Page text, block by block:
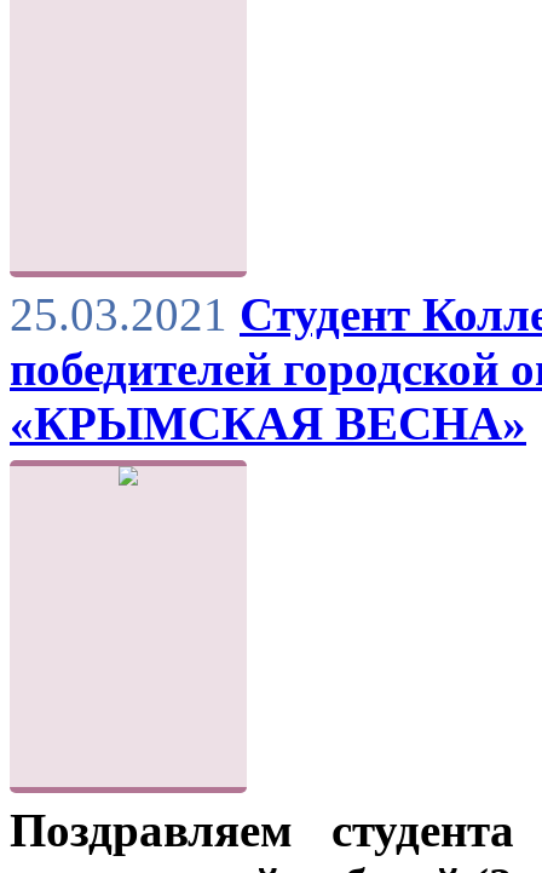
25.03.2021 Студент
победителей городской
«КРЫМСКАЯ ВЕСНА»
Поздравляем